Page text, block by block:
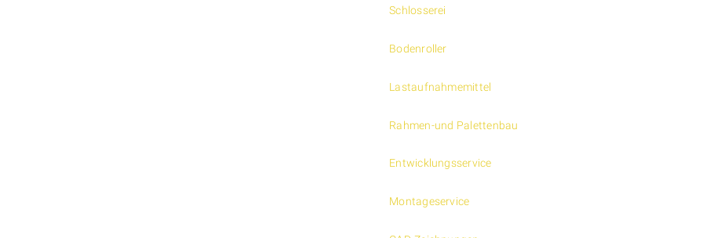
Schlosserei
Bodenroller
Lastaufnahmemittel
Rahmen-und Palettenbau
Entwicklungsservice
Montageservice